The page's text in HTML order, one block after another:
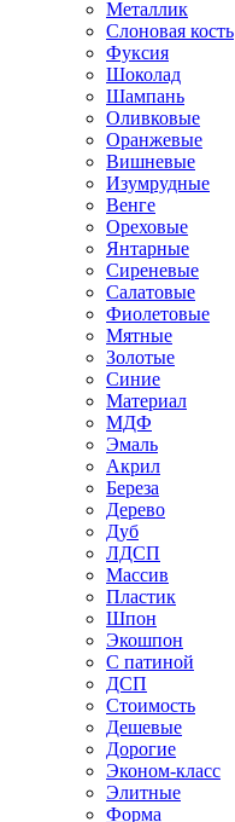
Металлик
Слоновая кость
Фуксия
Шоколад
Шампань
Оливковые
Оранжевые
Вишневые
Изумрудные
Венге
Ореховые
Янтарные
Сиреневые
Салатовые
Фиолетовые
Мятные
Золотые
Синие
Материал
МДФ
Эмаль
Акрил
Береза
Дерево
Дуб
ЛДСП
Массив
Пластик
Шпон
Экошпон
С патиной
ДСП
Стоимость
Дешевые
Дорогие
Эконом-класс
Элитные
Форма